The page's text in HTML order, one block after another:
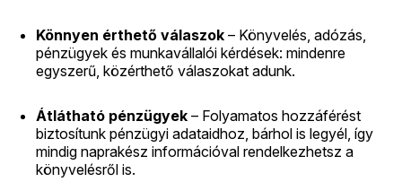
Könnyen érthető válaszok – Könyvelés, adózás,
pénzügyek és munkavállalói kérdések: mindenre
egyszerű, közérthető válaszokat adunk.
Átlátható pénzügyek – Folyamatos hozzáférést
biztosítunk pénzügyi adataidhoz, bárhol is legyél, így
mindig naprakész információval rendelkezhetsz a
könyvelésről is.